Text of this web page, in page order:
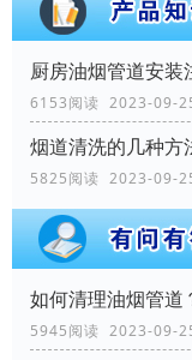
厨房油烟管道安装
6153阅读 2023-09-
烟道清洗的几种方
5825阅读 2023-09-
如何清理油烟管道
5945阅读 2023-09-